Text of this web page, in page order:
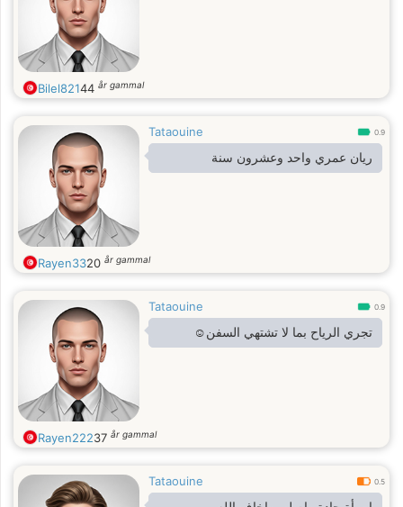
Bilel82144 år gammal
Tataouine 0.9
ريان عمري واحد وعشرون سنة
Rayen3320 år gammal
Tataouine 0.9
تجري الرياح بما لا تشتهي السفن☺️
Rayen22237 år gammal
Tataouine 0.5